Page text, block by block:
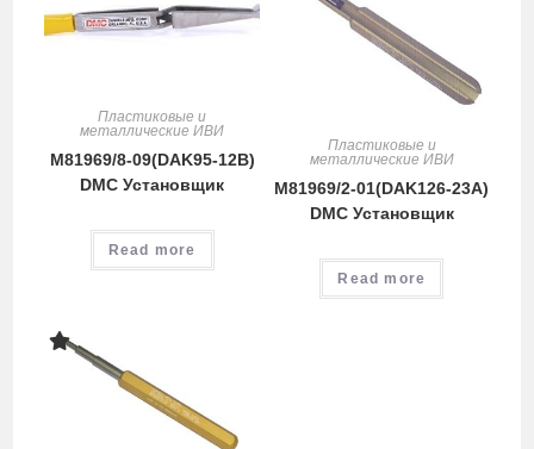
Пластиковые и
металлические ИВИ
M81969/8-09(DAK95-12B)
DMC Установщик
Read more
Пластиковые и
металлические ИВИ
M81969/2-01(DAK126-23A)
DMC Установщик
Read more